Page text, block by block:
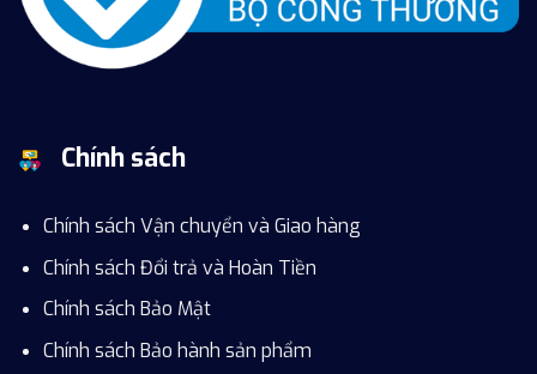
Chính sách
Chính sách Vận chuyển và Giao hàng
Chính sách Đổi trả và Hoàn Tiền
Chính sách Bảo Mật
Chính sách Bảo hành sản phẩm